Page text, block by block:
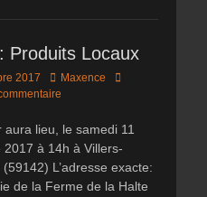
Produits Locaux
2017 Author
Maxence
aura lieu, le samedi 11
2017 à 14h à Villers-
L’adresse exacte:
de la Ferme de la Halte